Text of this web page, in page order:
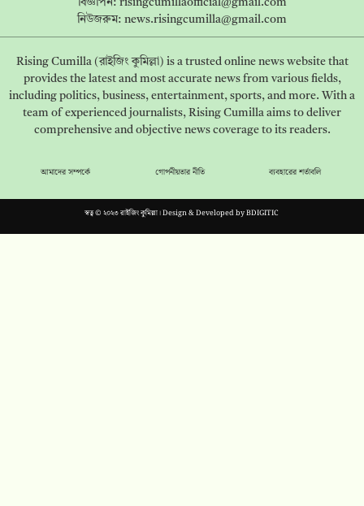
নিউজরুম: news.risingcumilla@gmail.com
Rising Cumilla (রাইজিং কুমিল্লা) is a trusted online news website that
provides the latest and most accurate news from various fields,
including politics, business, entertainment, sports, and more. With a
team of experienced journalists, Rising Cumilla aims to deliver
comprehensive and objective news coverage to its readers.
আমাদের সম্পর্কে গোপনীয়তার নীতি ব্যবহারের শর্তাবলি
স্বত্ব © ২০২৩ রাইজিং কুমিল্লা। Design & Developed byBDIGITIC